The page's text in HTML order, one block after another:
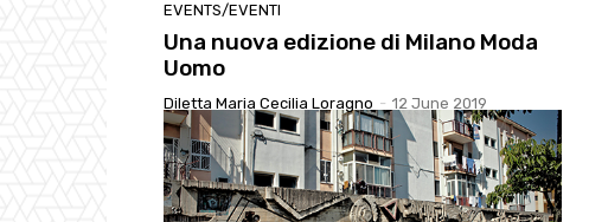
EVENTS/EVENTI
Una nuova edizione di Milano Moda
Uomo
Diletta Maria Cecilia Loragno - 12 June 2019